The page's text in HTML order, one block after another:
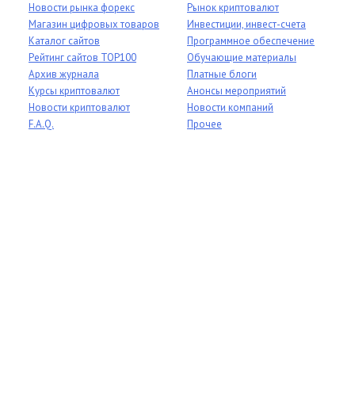
Новости рынка форекс
Магазин цифровых товаров
Каталог сайтов
Рейтинг сайтов TOP100
Архив журнала
Курсы криптовалют
Новости криптовалют
F.A.Q.
Рынок криптовалют
Инвестиции, инвест-счета
Программное обеспечение
Обучающие материалы
Платные блоги
Анонсы мероприятий
Новости компаний
Прочее